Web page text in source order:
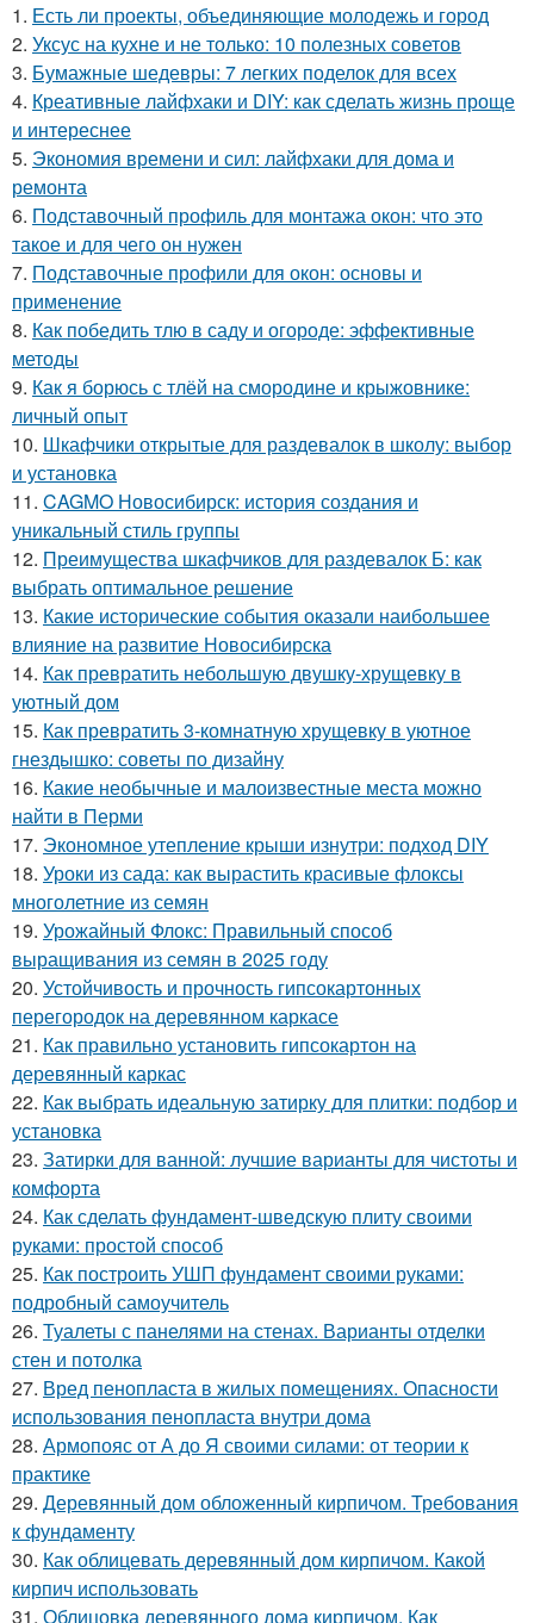
1. Есть ли проекты, объединяющие молодежь и город
2. Уксус на кухне и не только: 10 полезных советов
3. Бумажные шедевры: 7 легких поделок для всех
4. Креативные лайфхаки и DIY: как сделать жизнь проще
и интереснее
5. Экономия времени и сил: лайфхаки для дома и
ремонта
6. Подставочный профиль для монтажа окон: что это
такое и для чего он нужен
7. Подставочные профили для окон: основы и
применение
8. Как победить тлю в саду и огороде: эффективные
методы
9. Как я борюсь с тлёй на смородине и крыжовнике:
личный опыт
10. Шкафчики открытые для раздевалок в школу: выбор
и установка
11. CAGMO Новосибирск: история создания и
уникальный стиль группы
12. Преимущества шкафчиков для раздевалок Б: как
выбрать оптимальное решение
13. Какие исторические события оказали наибольшее
влияние на развитие Новосибирска
14. Как превратить небольшую двушку-хрущевку в
уютный дом
15. Как превратить 3-комнатную хрущевку в уютное
гнездышко: советы по дизайну
16. Какие необычные и малоизвестные места можно
найти в Перми
17. Экономное утепление крыши изнутри: подход DIY
18. Уроки из сада: как вырастить красивые флоксы
многолетние из семян
19. Урожайный Флокс: Правильный способ
выращивания из семян в 2025 году
20. Устойчивость и прочность гипсокартонных
перегородок на деревянном каркасе
21. Как правильно установить гипсокартон на
деревянный каркас
22. Как выбрать идеальную затирку для плитки: подбор и
установка
23. Затирки для ванной: лучшие варианты для чистоты и
комфорта
24. Как сделать фундамент-шведскую плиту своими
руками: простой способ
25. Как построить УШП фундамент своими руками:
подробный самоучитель
26. Туалеты с панелями на стенах. Варианты отделки
стен и потолка
27. Вред пенопласта в жилых помещениях. Опасности
использования пенопласта внутри дома
28. Армопояс от А до Я своими силами: от теории к
практике
29. Деревянный дом обложенный кирпичом. Требования
к фундаменту
30. Как облицевать деревянный дом кирпичом. Какой
кирпич использовать
31. Облицовка деревянного дома кирпичом. Как